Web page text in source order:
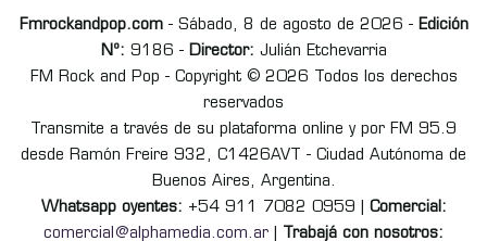
Fmrockandpop.com- Sábado, 8 de agosto de 2026 - Edición
Nº: 9186 - Director: Julián Etchevarria
FM Rock and Pop - Copyright © 2026 Todos los derechos
reservados
Transmite a través de su plataforma online y por FM 95.9
desde Ramón Freire 932, C1426AVT - Ciudad Autónoma de
Buenos Aires, Argentina.
Whatsapp oyentes: +54 911 7082 0959 | Comercial:
comercial@alphamedia.com.ar
Trabajá con nosotros: